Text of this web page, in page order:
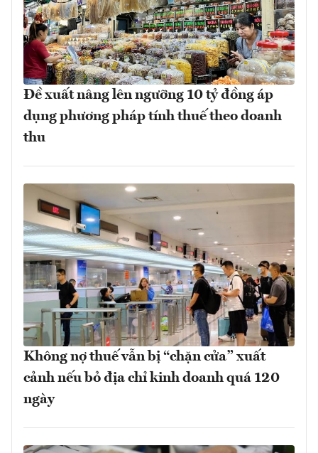
Đề xuất nâng lên ngưỡng 10 tỷ đồng áp
dụng phương pháp tính thuế theo doanh
thu
Không nợ thuế vẫn bị “chặn cửa” xuất
cảnh nếu bỏ địa chỉ kinh doanh quá 120
ngày